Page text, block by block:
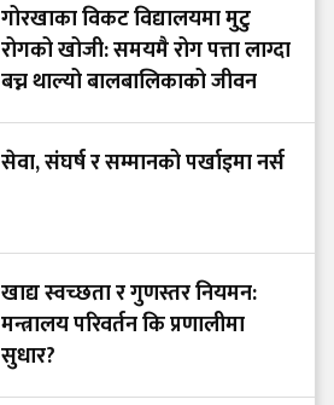
गोरखाका विकट विद्यालयमा मुटु
रोगको खोजी: समयमै रोग पत्ता लाग्दा
बच्न थाल्यो बालबालिकाको जीवन
सेवा, संघर्ष र सम्मानको पर्खाइमा नर्स
खाद्य स्वच्छता र गुणस्तर नियमन:
मन्त्रालय परिवर्तन कि प्रणालीमा
सुधार?